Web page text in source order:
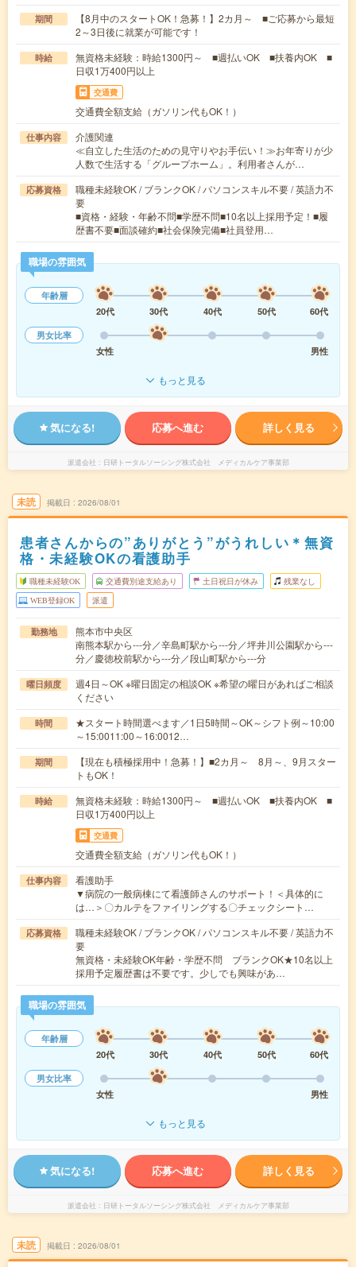
期間
【8月中のスタートOK！急募！】2カ月～ ■ご応募から最短
2～3日後に就業が可能です！
時給
無資格未経験：時給1300円～ ■週払いOK ■扶養内OK ■
日収1万400円以上
交通費
交通費全額支給（ガソリン代もOK！）
仕事内容
介護関連
≪自立した生活のための見守りやお手伝い！≫お年寄りが少
人数で生活する「グループホーム」。利用者さんが…
応募資格
職種未経験OK / ブランクOK / パソコンスキル不要 / 英語力不
要
■資格・経験・年齢不問■学歴不問■10名以上採用予定！■履
歴書不要■面談確約■社会保険完備■社員登用…
職場の雰囲気
年齢層
20代
30代 40代 50代
60代
男女比率
女性
男性
もっと見る
気になる! 応募へ進む 詳しく見る
派遣会社 日研トータルソーシング株式会社 メディカルケア事業部
未読 掲載日 2026/08/01
患者さんからの”ありがとう”がうれしい＊無資
格・未経験OKの看護助手
職種未経験OK 交通費別途支給あり 土日祝日が休み 残業なし
WEB登録OK 派遣
勤務地
熊本市中央区
南熊本駅から---分／辛島町駅から---分／坪井川公園駅から---
分／慶徳校前駅から---分／段山町駅から---分
曜日頻度
週4日～OK ※曜日固定の相談OK ※希望の曜日があればご相談
ください
時間
★スタート時間選べます／1日5時間～OK～シフト例～10:00
～15:0011:00～16:0012…
期間
【現在も積極採用中！急募！】■2カ月～ 8月～、9月スター
トもOK！
時給
無資格未経験：時給1300円～ ■週払いOK ■扶養内OK ■
日収1万400円以上
交通費
交通費全額支給（ガソリン代もOK！）
仕事内容
看護助手
▼病院の一般病棟にて看護師さんのサポート！＜具体的に
は…＞〇カルテをファイリングする〇チェックシート…
応募資格
職種未経験OK / ブランクOK / パソコンスキル不要 / 英語力不
要
無資格・未経験OK年齢・学歴不問 ブランクOK★10名以上
採用予定履歴書は不要です。少しでも興味があ…
職場の雰囲気
年齢層
20代
30代 40代 50代
60代
男女比率
女性
男性
もっと見る
気になる! 応募へ進む 詳しく見る
派遣会社 日研トータルソーシング株式会社 メディカルケア事業部
未読 掲載日 2026/08/01